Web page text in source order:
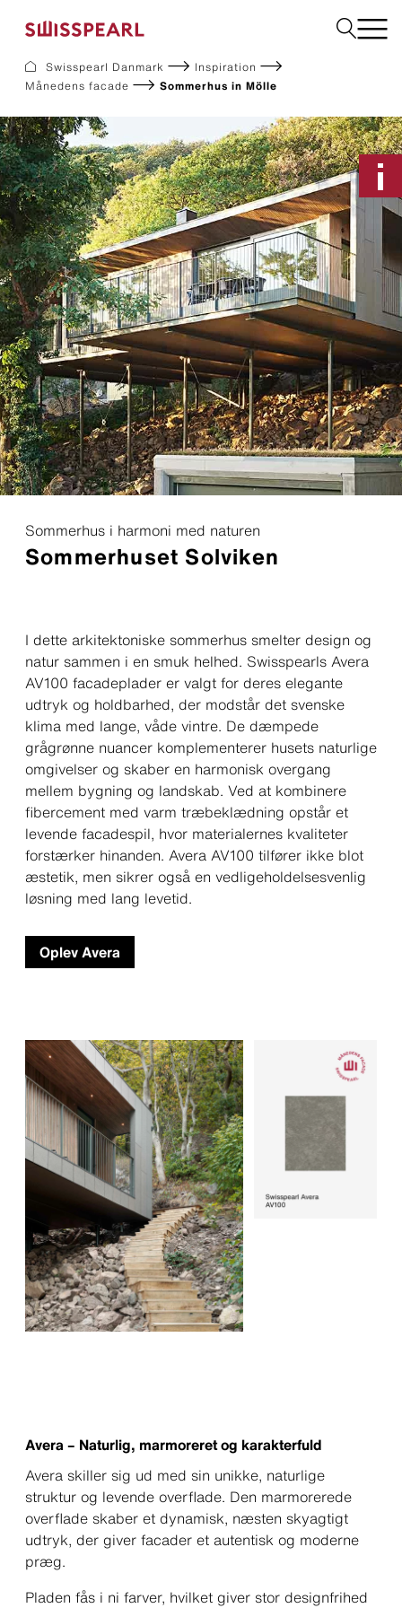
Om os
Services
Inspiration
Bestil en produktprøve
Bæredygtighed
Facade
Tag
Byggeplader
Interiør
Solar
Downloads
Swisspearl Danmark
Inspiration
Månedens facade
Sommerhus in Mölle
Sommerhus i harmoni med naturen
Sommerhuset Solviken
I dette arkitektoniske sommerhus smelter design og
natur sammen i en smuk helhed. Swisspearls Avera
AV100 facadeplader er valgt for deres elegante
udtryk og holdbarhed, der modstår det svenske
klima med lange, våde vintre. De dæmpede
grågrønne nuancer komplementerer husets naturlige
omgivelser og skaber en harmonisk overgang
mellem bygning og landskab. Ved at kombinere
fibercement med varm træbeklædning opstår et
levende facadespil, hvor materialernes kvaliteter
forstærker hinanden. Avera AV100 tilfører ikke blot
æstetik, men sikrer også en vedligeholdelsesvenlig
løsning med lang levetid.
Oplev Avera
Avera – Naturlig, marmoreret og karakterfuld
Avera skiller sig ud med sin unikke, naturlige
struktur og levende overflade. Den marmorerede
overflade skaber et dynamisk, næsten skyagtigt
udtryk, der giver facader et autentisk og moderne
præg.
Pladen fås i ni farver, hvilket giver stor designfrihed